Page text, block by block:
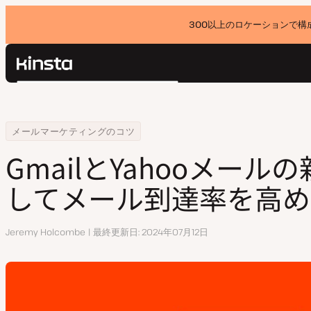
300以上のロケーションで構
Kinsta®
価格設定
お問い合わせ
検
Home
リソースセンター
メールマーケティングのコツ
GmailとYahooメールの新要件に準拠してメール到達率を高める方法
GmailとYahooメールの
してメール到達率を高
執
Jeremy Holcombe 最終更新日 2024年07月12日